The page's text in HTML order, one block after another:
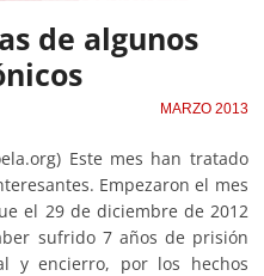
de algunos
MARZO 2013
Este mes han tratado
Empezaron el mes
el 29 de diciembre de 2012
sufrido 7 años de prisión
y encierro, por los hechos